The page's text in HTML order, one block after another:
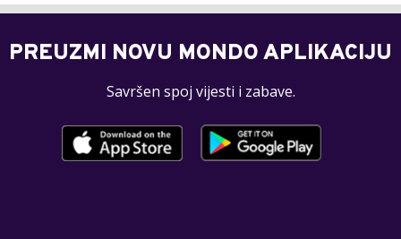
PREUZMI NOVU MONDO APLIKACIJU
Savršen spoj vijesti i zabave.